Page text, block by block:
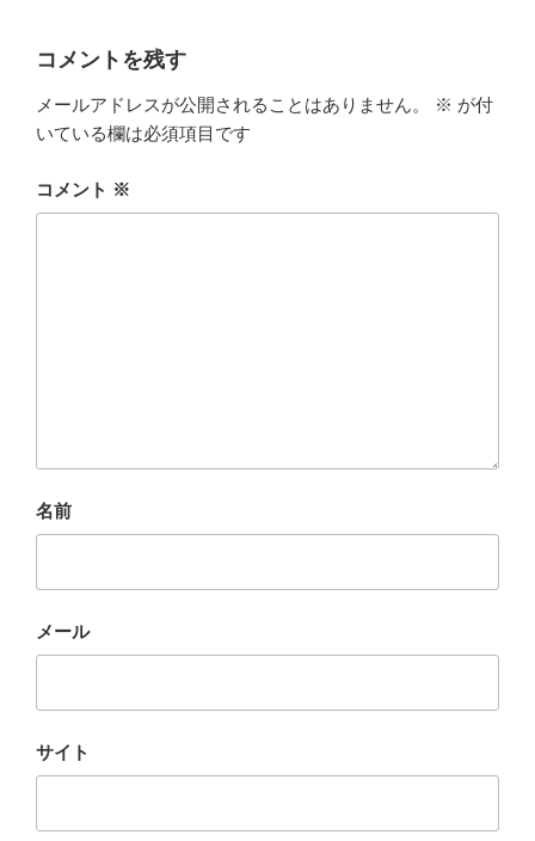
コメントを残す
メールアドレスが公開されることはありません。 ※ が付
いている欄は必須項目です
コメント ※
名前
メール
サイト